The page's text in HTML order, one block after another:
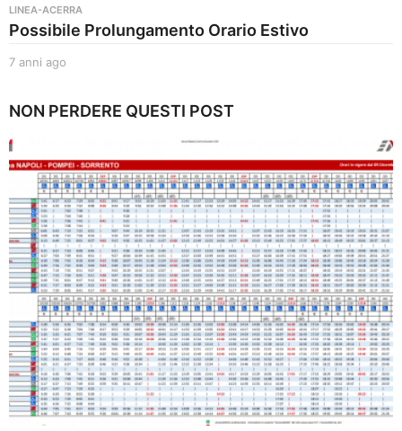
LINEA-ACERRA
Possibile Prolungamento Orario Estivo
7 anni ago
n
g
o
NON PERDERE QUESTI POST